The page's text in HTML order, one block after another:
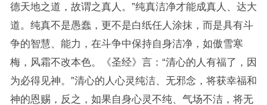
德天地之道，故谓之真人。”纯真洁净才能成真人、达大
道。纯真不是愚蠢，更不是白纸任人涂抹，而是具有斗
争的智慧、能力，在斗争中保持自身洁净，如傲雪寒
梅，风霜不改本色。《圣经》言：“清心的人有福了，因
为必得见神。”清心的人心灵纯洁、无邪念，将获幸福和
神的恩赐，反之，如果自身心灵不纯、气场不洁，将无